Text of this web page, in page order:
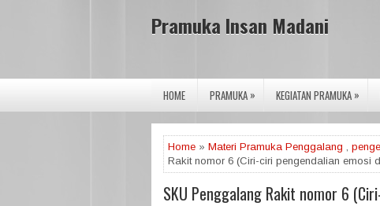
Pramuka Insan Madani
HOME PRAMUKA » KEGIATAN PRAMUKA »
Home » Materi Pramuka Penggalang ,
Rakit nomor 6 (Ciri-ciri pengendalian emosi
SKU Penggalang Rakit nomor 6